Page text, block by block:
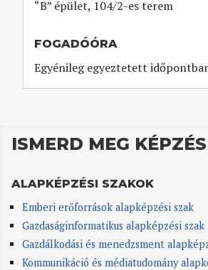
“B” épület, 104/2-es terem
FOGADÓÓRA
Egyénileg egyeztetett
ISMERD MEG
ALAPKÉPZÉSI SZAKOK
Emberi erőforrások alapképzési szak
Gazdaságinformatikus alapképzési szak
Gazdálkodási és menedzsment
Kommunikáció és médiatudomány